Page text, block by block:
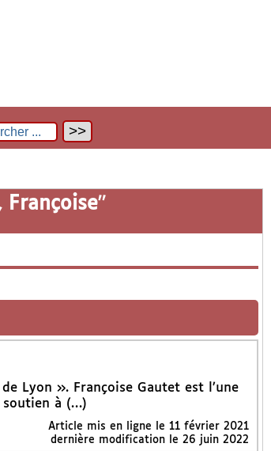
Françoise"
Lyon ». Françoise Gautet est l’une
soutien à (…)
Article mis en ligne le 11 février 2021
dernière modification le 26 juin 2022